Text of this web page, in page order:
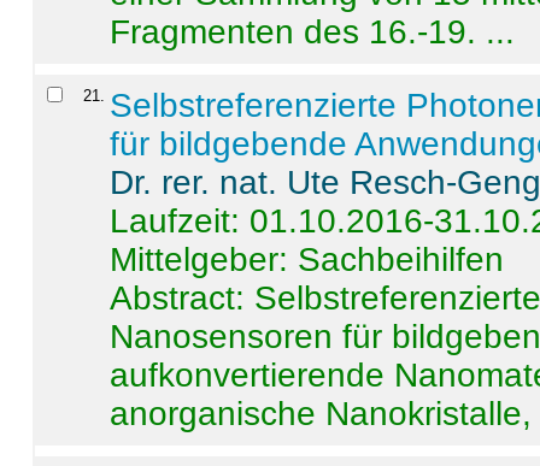
Fragmenten des 16.-19. ...
21
Selbstreferenzierte
für bildgebende
Dr. rer. nat. Ute Resch-
Laufzeit: 01.10.2016-
Mittelgeber: Sachbeihilfen
Abstract:
Nanosensoren für
aufkonvertierende
anorganische